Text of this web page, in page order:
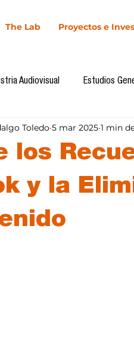
The Lab Proyectos e
Audiovisual Estudios
Cultura Digital
Investigación
Casos de estudio
los
y la
Toledo 5 mar 2025 1 min